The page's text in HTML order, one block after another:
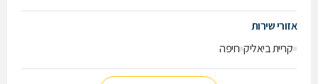
אזורי שירות
קריית ביאליק חיפה